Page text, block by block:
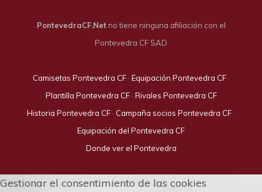
PontevedraCF.Netno tiene ninguna afiliación con el
Pontevedra CF SAD
Camisetas Pontevedra CF· Equipación Pontevedra CF·
Plantilla Pontevedra CF· Rivales Pontevedra CF
Historia Pontevedra CF · Campaña socios Pontevedra CF ·
Equipación del Pontevedra CF
Donde ver el Pontevedra
Gestionar el consentimiento de las cookies